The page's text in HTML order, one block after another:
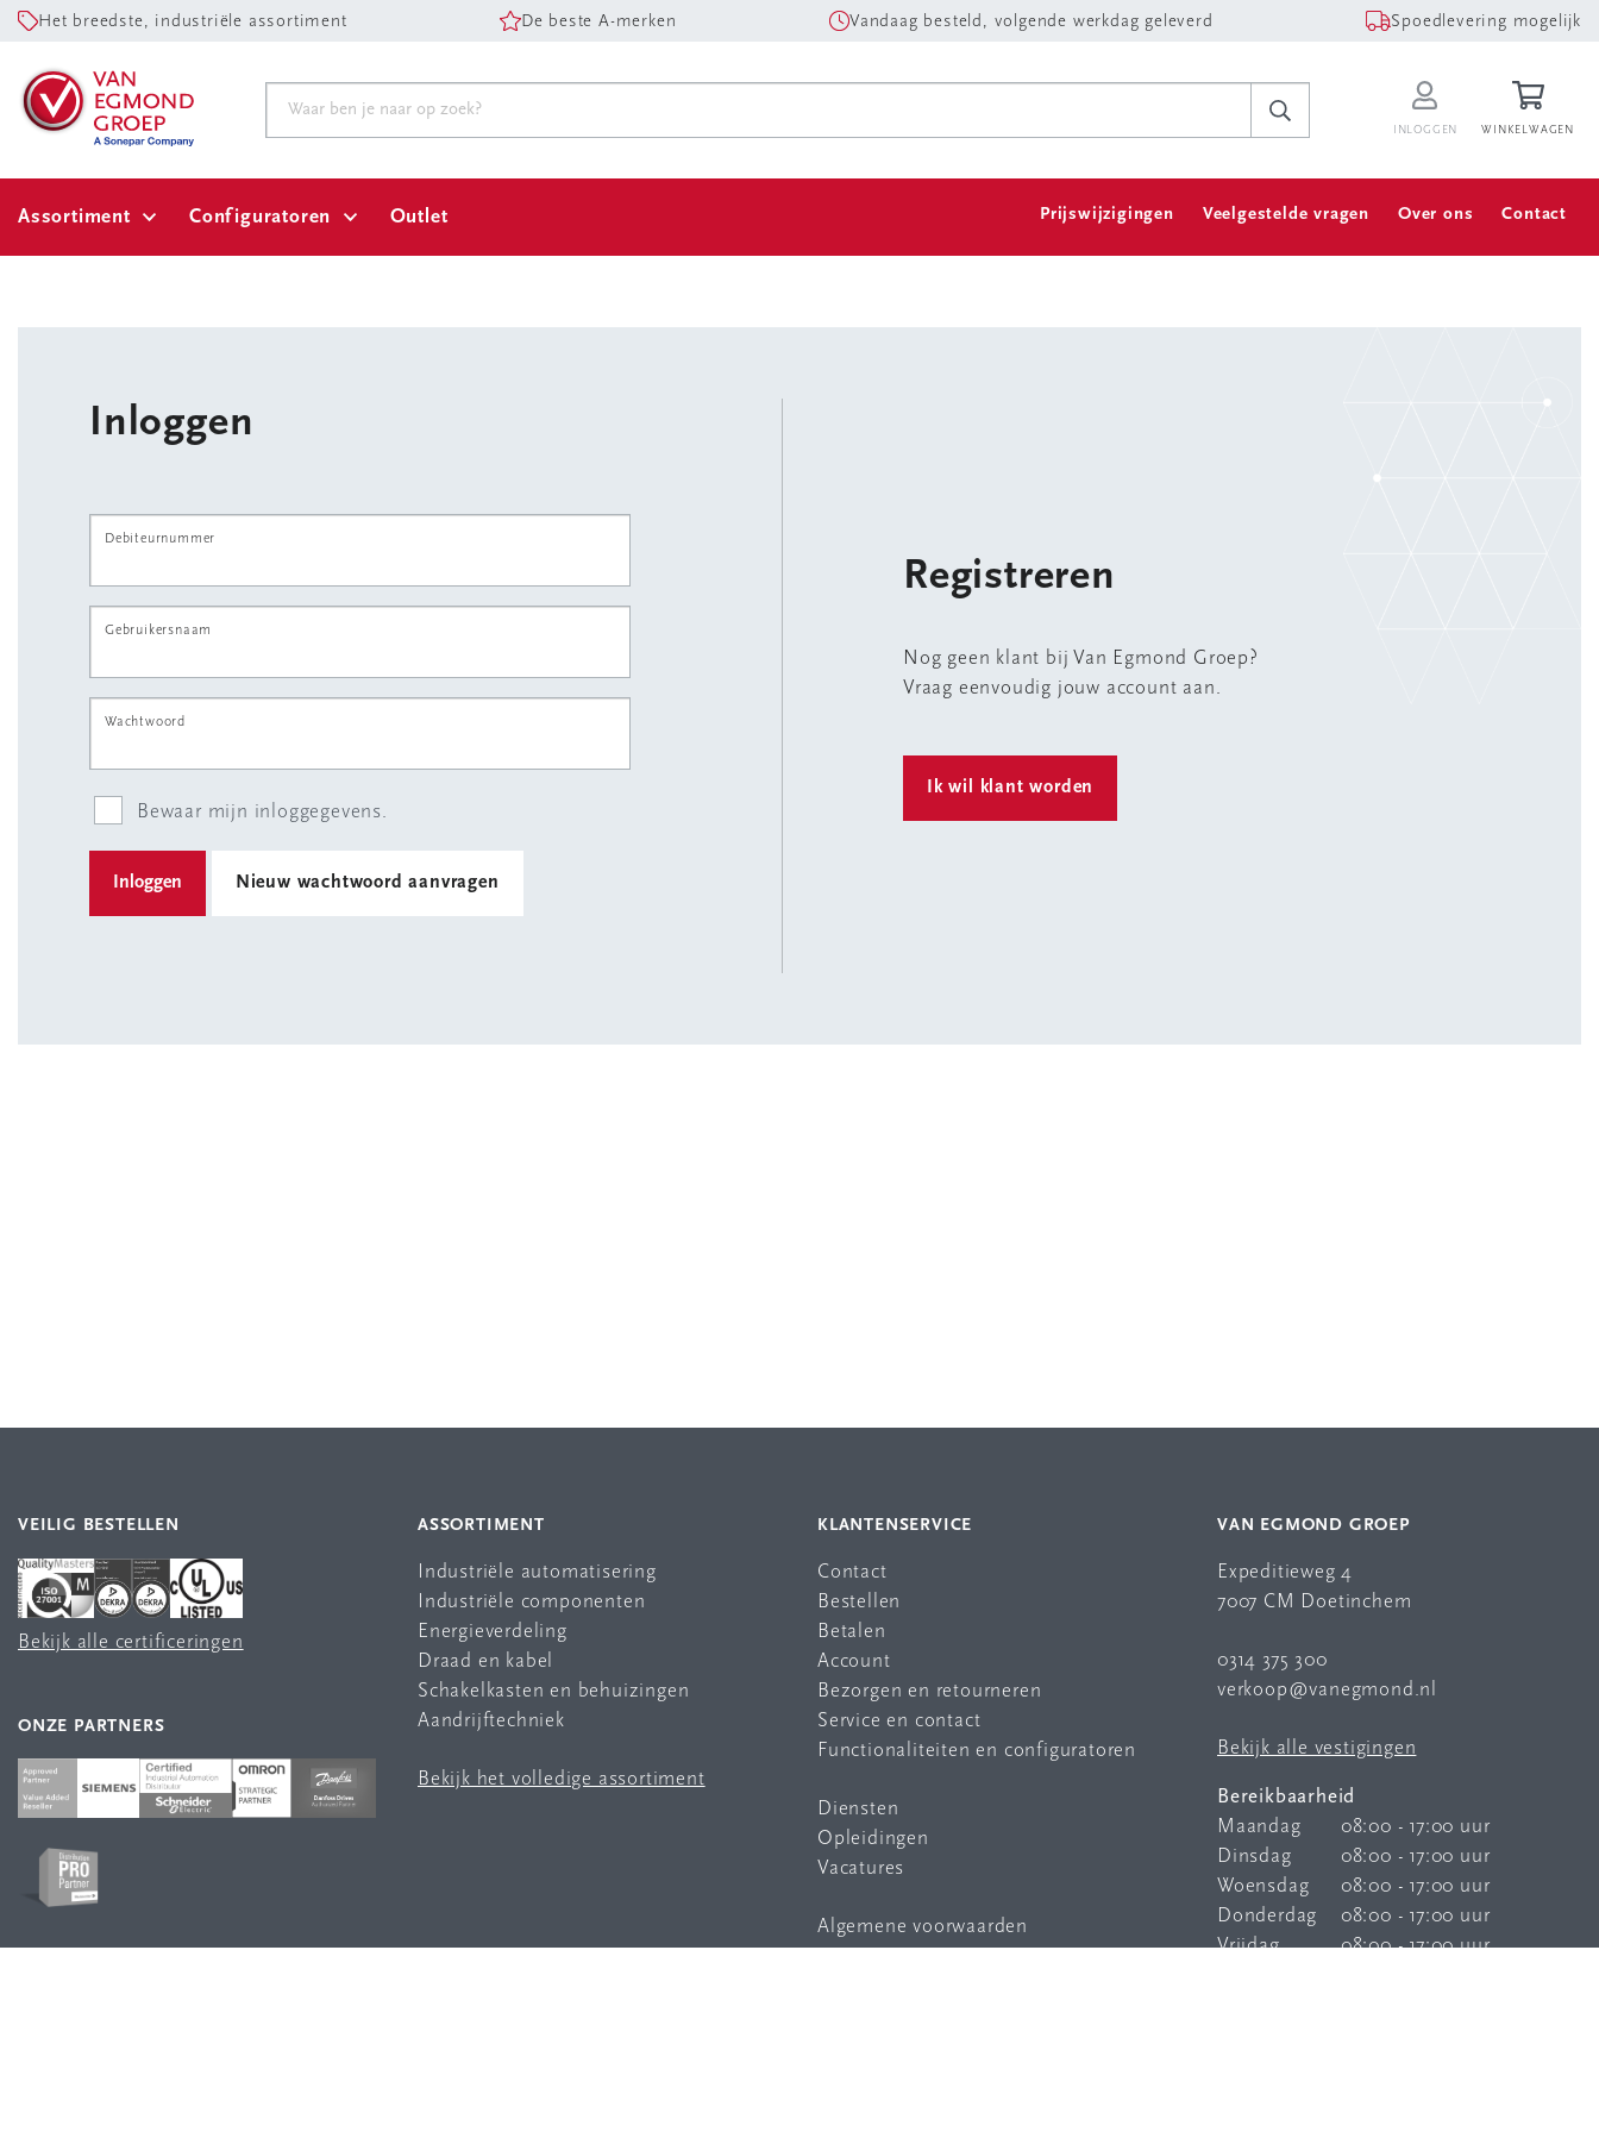
Het breedste, industriële assortiment De beste A-merken Vandaag besteld, volgende werkdag geleverd Spoedlevering mogelijk
INLOGGEN WINKELWAGEN
Assortiment Configuratoren Outlet Prijswijzigingen Veelgestelde vragen Over ons Contact
Inloggen
Debiteurnummer
Gebruikersnaam
Wachtwoord
Bewaar mijn inloggegevens.
Nieuw wachtwoord aanvragen
Registreren
Nog geen klant bij Van Egmond Groep?
Vraag eenvoudig jouw account aan.
Ik wil klant worden
VEILIG BESTELLEN
Bekijk alle certificeringen
ONZE PARTNERS
ASSORTIMENT
Industriële automatisering
Industriële componenten
Energieverdeling
Draad en kabel
Schakelkasten en behuizingen
Aandrijftechniek
Bekijk het volledige assortiment
KLANTENSERVICE
Contact
Bestellen
Betalen
Account
Bezorgen en retourneren
Service en contact
Functionaliteiten en configuratoren
Diensten
Opleidingen
Vacatures
Algemene voorwaarden
VAN EGMOND GROEP
Expeditieweg 4
7007 CM Doetinchem
0314 375 300
verkoop@vanegmond.nl
Bekijk alle vestigingen
Bereikbaarheid
Maandag
08:00 - 17:00 uur
Dinsdag
08:00 - 17:00 uur
Woensdag
08:00 - 17:00 uur
Donderdag
08:00 - 17:00 uur
Vrijdag
08:00 - 17:00 uur